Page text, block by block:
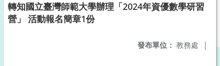
轉知國立臺灣師範大學辦理「2024年資優數學研習
營」 活動報名簡章1份
發布單位： 教務處 |